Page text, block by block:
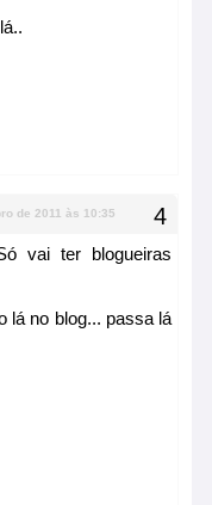
de 2011 às 10:35
vai ter blogueiras
lá no blog... passa lá